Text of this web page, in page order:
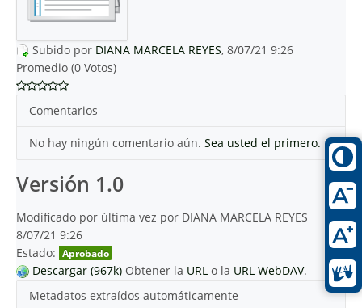
Subido por DIANA MARCELA REYES, 8/07/21 9:26
Promedio (0 Votos)
Comentarios
No hay ningún comentario aún. Sea usted el primero.
Versión 1.0
Modificado por última vez por DIANA MARCELA REYES
8/07/21 9:26
Estado: Aprobado
Descargar (967k) Obtener la URL o la URL WebDAV.
Metadatos extraídos automáticamente